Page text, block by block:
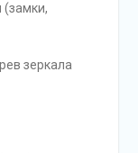
(замки,
зеркала